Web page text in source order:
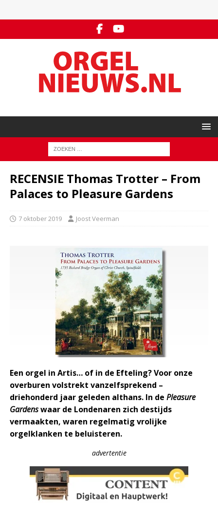
RECENSIE Thomas Trotter – From
Palaces to Pleasure Gardens
7 oktober 2019 Joost Veerman
Een orgel in Artis… of in de Efteling? Voor onze
overburen volstrekt vanzelfsprekend –
driehonderd jaar geleden althans. In de Pleasure
Gardenswaar de Londenaren zich destijds
vermaakten, waren regelmatig vrolijke
orgelklanken te beluisteren.
advertentie